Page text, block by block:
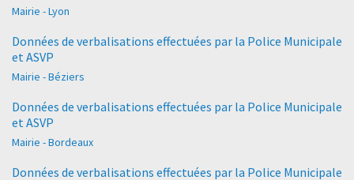
Mairie - Lyon
Données de verbalisations effectuées par la Police Municipale
et ASVP
Mairie - Béziers
Données de verbalisations effectuées par la Police Municipale
et ASVP
Mairie - Bordeaux
Données de verbalisations effectuées par la Police Municipale